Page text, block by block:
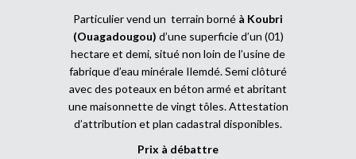
Particulier vend un terrain borné à Koubri
(Ouagadougou) d’une superficie d’un (01)
hectare et demi, situé non loin de l’usine de
fabrique d’eau minérale Ilemdé. Semi clôturé
avec des poteaux en béton armé et abritant
une maisonnette de vingt tôles. Attestation
d’attribution et plan cadastral disponibles.
Prix à débattre